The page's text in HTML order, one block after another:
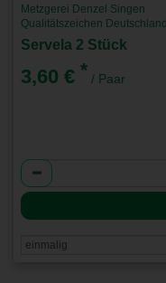
Metzgerei Denzel Singen
Qualitätszeichen Deutschland
Servela 2 Stück
3,60 € * / Paar
Anzahl